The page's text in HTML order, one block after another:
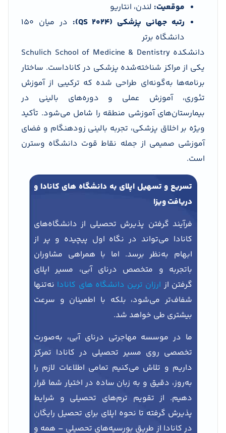
موقعیت: لندن، انتاریو
رتبه جهانی پزشکی (QS 2024):
در میان 150
دانشگاه برتر
دانشکده Schulich School of Medicine & Dentistry
یکی از مراکز شناخته‌شده پزشکی در کاناداست. ساختار
برنامه‌ها به‌گونه‌ای طراحی شده که ترکیبی از آموزش
تئوری، آموزش عملی و دوره‌های بالینی در
بیمارستان‌های آموزشی منطقه را شامل می‌شود. تأکید
ویژه بر اخلاق پزشکی، تجربه بالینی زودهنگام و فضای
آموزشی صمیمی از جمله نقاط قوت دانشگاه وسترن
است.
تسریع و تسهیل اپلای به دانشگاه های کانادا و
دریافت ویزا
فرآیند گرفتن پذیرش تحصیلی از دانشگاه‌های
کانادا می‌تواند در نگاه اول پیچیده و پر از
ابهام به‌نظر برسد. اما با همراهی مشاوران
باتجربه و متخصص درنای آبی، مسیر اپلای
گرفتن از ارزان ترین دانشگاه های کانادا نه‌تنها
شفاف‌تر می‌شود، بلکه با اطمینان و سرعت
بیشتری طی خواهد شد.
ما در موسسه مهاجرتی درنای آبی، به‌صورت
تخصصی روی مسیر تحصیلی در کانادا تمرکز
داریم و تلاش می‌کنیم تمامی اطلاعات لازم را
به‌روز، دقیق و به زبان ساده در اختیار شما قرار
دهیم. از تقویم ترم‌های تحصیلی و شرایط
پذیرش گرفته تا نحوه اپلای برای تحصیل رایگان
در کانادا از طریق بورسیه‌های تحصیلی – همه و